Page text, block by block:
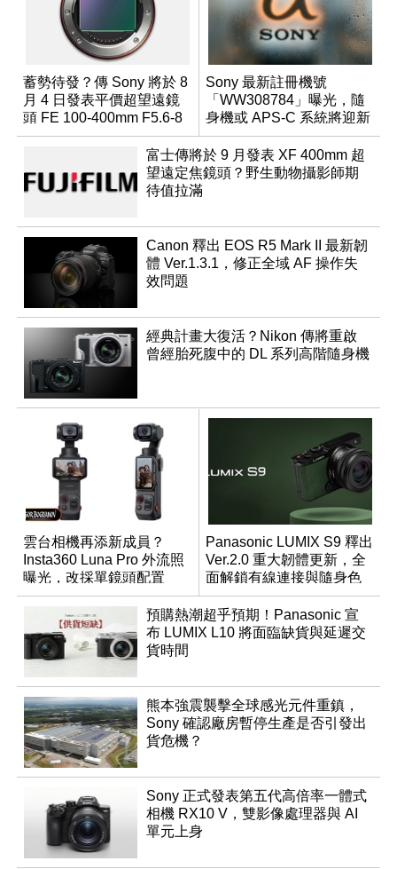
蓄勢待發？傳 Sony 將於 8
月 4 日發表平價超望遠鏡
頭 FE 100-400mm F5.6-8
Sony 最新註冊機號
「WW308784」曝光，隨
身機或 APS-C 系統將迎新
成員？
富士傳將於 9 月發表 XF 400mm 超
望遠定焦鏡頭？野生動物攝影師期
待值拉滿
Canon 釋出 EOS R5 Mark II 最新韌
體 Ver.1.3.1，修正全域 AF 操作失
效問題
經典計畫大復活？Nikon 傳將重啟
曾經胎死腹中的 DL 系列高階隨身機
雲台相機再添新成員？
Insta360 Luna Pro 外流照
曝光，改採單鏡頭配置
Panasonic LUMIX S9 釋出
Ver.2.0 重大韌體更新，全
面解鎖有線連接與隨身色
調編輯
預購熱潮超乎預期！Panasonic 宣
布 LUMIX L10 將面臨缺貨與延遲交
貨時間
熊本強震襲擊全球感光元件重鎮，
Sony 確認廠房暫停生產是否引發出
貨危機？
Sony 正式發表第五代高倍率一體式
相機 RX10 V，雙影像處理器與 AI
單元上身